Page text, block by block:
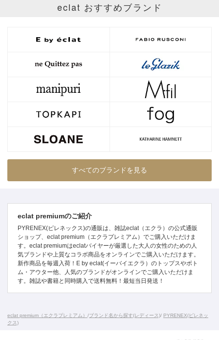
eclat おすすめブランド
すべてのブランドを見る
eclat premiumのご紹介
PYRENEX(ピレネックス)の通販は、雑誌eclat（エクラ）の公式通販
ショップ、eclat premium（エクラプレミアム）でご購入いただけま
す。eclat premiumはeclatバイヤーが厳選した大人の女性のための人
気ブランドや上質なコラボ商品をオンラインでご購入いただけます。
新作商品を毎週入荷！E by eclat(イーバイエクラ）のトップスやボト
ム・アウター他、人気のブランドがオンラインでご購入いただけま
す。雑誌や書籍と同時購入で送料無料！最短当日発送！
eclat premium（エクラプレミアム） /ブランド名から探す(レディース)/ PYRENEX(ピレネッ
クス)